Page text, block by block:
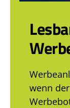
wenn